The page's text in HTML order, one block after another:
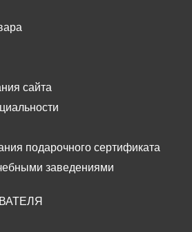
сайта
подарочного сертификата
заведениями